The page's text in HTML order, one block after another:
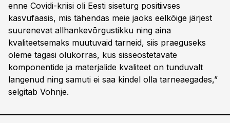
enne Covidi-kriisi oli Eesti siseturg positiivses
kasvufaasis, mis tähendas meie jaoks eelkõige järjest
suurenevat allhankevõrgustikku ning aina
kvaliteetsemaks muutuvaid tarneid, siis praeguseks
oleme tagasi olukorras, kus sisseostetavate
komponentide ja materjalide kvaliteet on tunduvalt
langenud ning samuti ei saa kindel olla tarneaegades,”
selgitab Vohnje.